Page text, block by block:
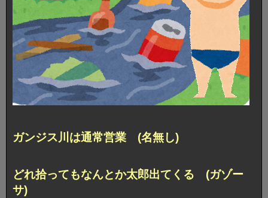
ガンジス川は通常営業 (名無し)
どれ拾ってもなんとか太郎出てくる (ガゾー
サ)